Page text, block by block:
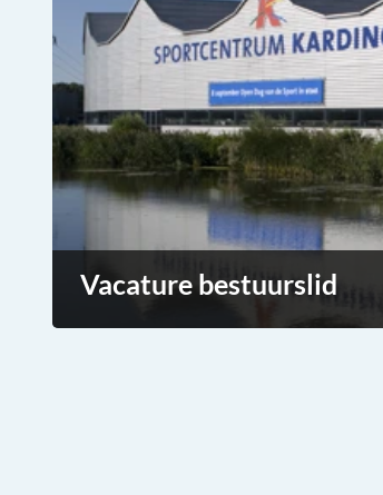
Vacature bestuurslid